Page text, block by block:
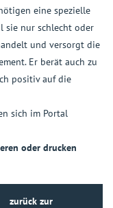
eine spezielle
sie nur schlecht oder
und versorgt die
Er berät auch zu
positiv auf die
sich im Portal
oder drucken
zurück zur